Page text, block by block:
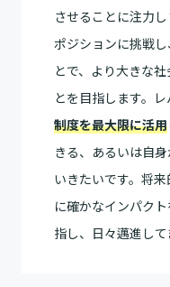
させることに注力
ポジションに挑戦
とで、より大きな
とを目指します。
制度を最大限に活用
きる、あるいは自
いきたいです。将
に確かなインパク
指し、日々邁進して